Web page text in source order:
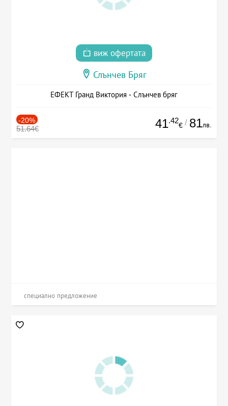
виж офертата
Слънчев Бряг
ЕФЕКТ Гранд Виктория - Слънчев бряг
-20%
51.64€ 41.42
€ / 81лв.
специално предложение